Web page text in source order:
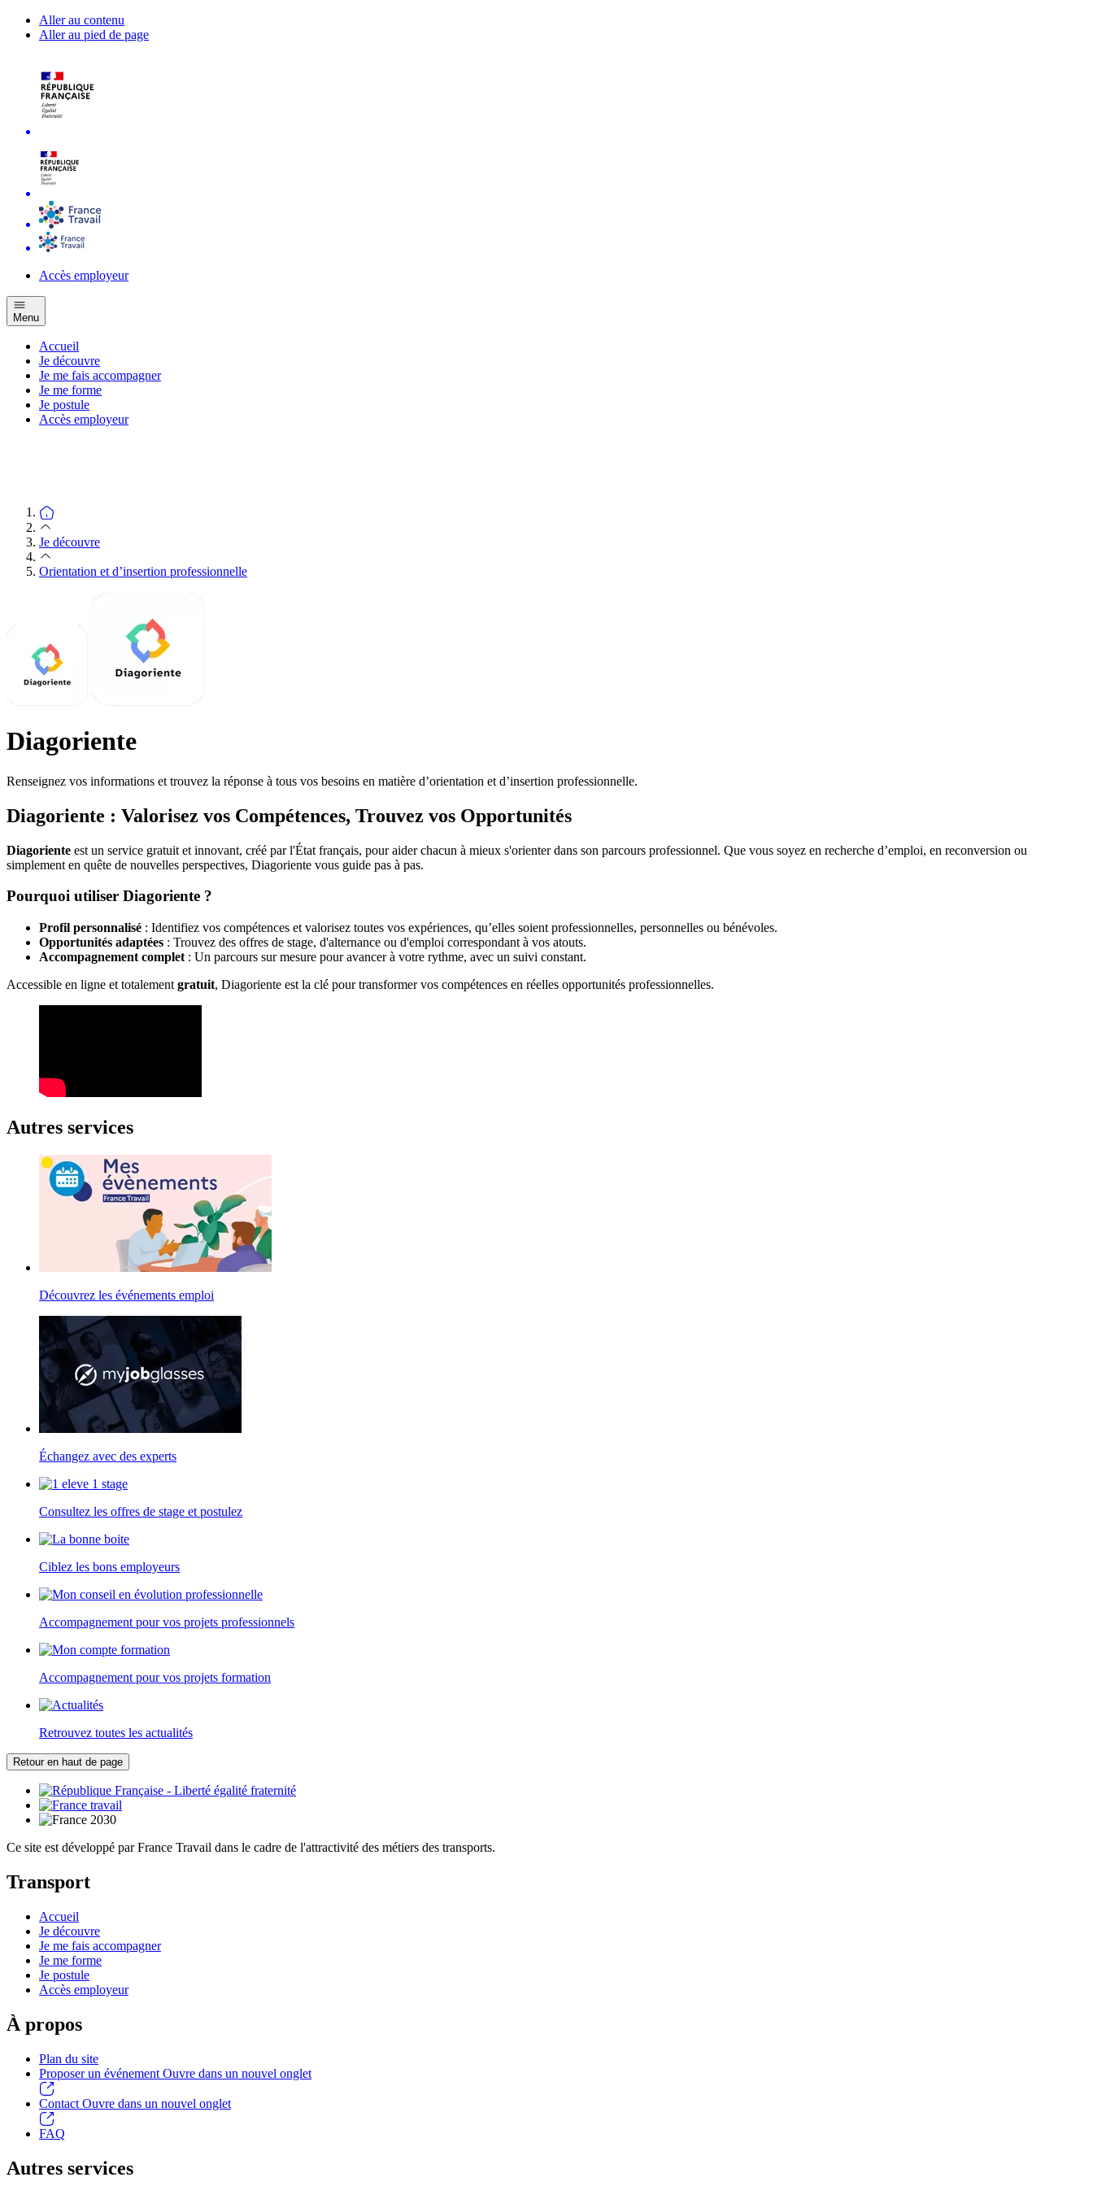
Aller au contenu
Aller au pied de page
Accès employeur
Menu
Accueil
Je découvre
Je me fais accompagner
Je me forme
Je postule
Accès employeur
Je découvre
Orientation et d’insertion professionnelle
Diagoriente
Renseignez vos informations et trouvez la réponse à tous vos besoins en matière d’orientation et d’insertion professionnelle.
Diagoriente : Valorisez vos Compétences, Trouvez vos Opportunités
Diagoriente est un service gratuit et innovant, créé par l'État français, pour aider chacun à mieux s'orienter dans son parcours professionnel. Que vous soyez en recherche d’emploi, en reconversion ou
simplement en quête de nouvelles perspectives, Diagoriente vous guide pas à pas.
Pourquoi utiliser Diagoriente ?
Profil personnalisé : Identifiez vos compétences et valorisez toutes vos expériences, qu’elles soient professionnelles, personnelles ou bénévoles.
Opportunités adaptées : Trouvez des offres de stage, d'alternance ou d'emploi correspondant à vos atouts.
Accompagnement complet : Un parcours sur mesure pour avancer à votre rythme, avec un suivi constant.
Accessible en ligne et totalement gratuit, Diagoriente est la clé pour transformer vos compétences en réelles opportunités professionnelles.
Autres services
Découvrez les événements emploi
Échangez avec des experts
Consultez les offres de stage et postulez
Ciblez les bons employeurs
Accompagnement pour vos projets professionnels
Accompagnement pour vos projets formation
Retrouvez toutes les actualités
Retour en haut de page
Ce site est développé par France Travail dans le cadre de l'attractivité des métiers des transports.
Transport
Accueil
Je découvre
Je me fais accompagner
Je me forme
Je postule
Accès employeur
À propos
Plan du site
Proposer un événement Ouvre dans un nouvel onglet
Contact Ouvre dans un nouvel onglet
FAQ
Autres services